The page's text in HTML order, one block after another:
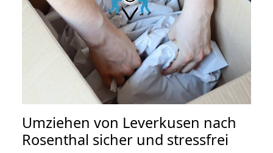
Umziehen von Leverkusen nach
Rosenthal sicher und stressfrei